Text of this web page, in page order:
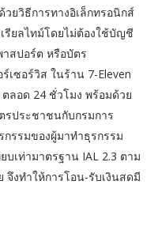
ยวิธีการทางอิเล็กทรอนิกส์
รียลไทม์โดยไม่ต้องใช้บัญชี
สปอร์ต หรือบัตร
เซอร์วิส ในร้าน 7-Eleven
ลอด 24 ชั่วโมง พร้อมด้วย
รประชาชนกับกรมการ
รรมของผู้มาทำธุรกรรม
บเท่ามาตรฐาน IAL 2.3 ตาม
จึงทำให้การโอน-รับเงินสดมี